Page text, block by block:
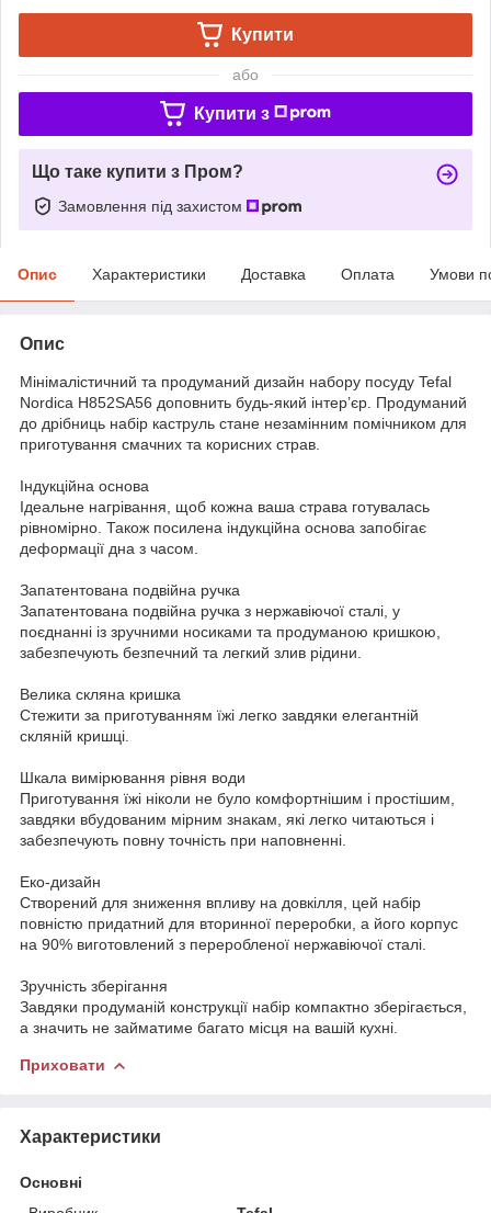
Купити
або
Купити з
Що таке купити з Пром?
Замовлення під захистом
Опис Характеристики Доставка Оплата Умови
Опис
Мінімалістичний та продуманий дизайн набору посуду Tefal
Nordica H852SA56 доповнить будь-який інтер’єр. Продуманий
до дрібниць набір каструль стане незамінним помічником для
приготування смачних та корисних страв.
Індукційна основа
Ідеальне нагрівання, щоб кожна ваша страва готувалась
рівномірно. Також посилена індукційна основа запобігає
деформації дна з часом.
Запатентована подвійна ручка
Запатентована подвійна ручка з нержавіючої сталі, у
поєднанні із зручними носиками та продуманою кришкою,
забезпечують безпечний та легкий злив рідини.
Велика скляна кришка
Стежити за приготуванням їжі легко завдяки елегантній
скляній кришці.
Шкала вимірювання рівня води
Приготування їжі ніколи не було комфортнішим і простішим,
завдяки вбудованим мірним знакам, які легко читаються і
забезпечують повну точність при наповненні.
Еко-дизайн
Створений для зниження впливу на довкілля, цей набір
повністю придатний для вторинної переробки, а його корпус
на 90% виготовлений з переробленої нержавіючої сталі.
Зручність зберігання
Завдяки продуманій конструкції набір компактно зберігається,
а значить не займатиме багато місця на вашій кухні.
Приховати
Характеристики
Основні